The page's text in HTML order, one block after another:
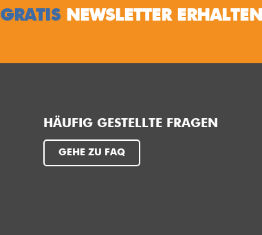
GRATIS NEWSLETTER
HÄUFIG GESTELLTE FRAGEN
GEHE ZU FAQ